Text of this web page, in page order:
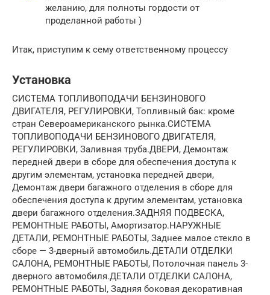
желанию, для полноты гордости от
проделанной работы )
Итак, приступим к сему ответственному процессу
Установка
СИСТЕМА ТОПЛИВОПОДАЧИ БЕНЗИНОВОГО
ДВИГАТЕЛЯ, РЕГУЛИРОВКИ, Топливный бак: кроме
стран Североамериканского рынка.СИСТЕМА
ТОПЛИВОПОДАЧИ БЕНЗИНОВОГО ДВИГАТЕЛЯ,
РЕГУЛИРОВКИ, Заливная труба.ДВЕРИ, Демонтаж
передней двери в сборе для обеспечения доступа к
другим элементам, установка передней двери,
Демонтаж двери багажного отделения в сборе для
обеспечения доступа к другим элементам, установка
двери багажного отделения.ЗАДНЯЯ ПОДВЕСКА,
РЕМОНТНЫЕ РАБОТЫ, Амортизатор.НАРУЖНЫЕ
ДЕТАЛИ, РЕМОНТНЫЕ РАБОТЫ, Заднее малое стекло в
сборе — 3-дверный автомобиль.ДЕТАЛИ ОТДЕЛКИ
САЛОНА, РЕМОНТНЫЕ РАБОТЫ, Потолочная панель 3-
дверного автомобиля.ДЕТАЛИ ОТДЕЛКИ САЛОНА,
РЕМОНТНЫЕ РАБОТЫ, Задняя боковая декоративная